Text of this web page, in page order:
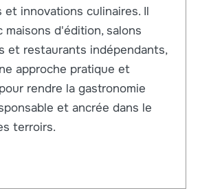
et innovations culinaires. Il
maisons d'édition, salons
et restaurants indépendants,
approche pratique et
rendre la gastronomie
et ancrée dans le
terroirs.